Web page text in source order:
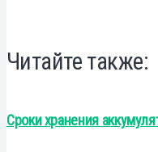
Читайте также:
Сроки хранения